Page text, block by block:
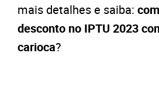
mais detalhes e saiba:
desconto no IPTU 2023
carioca?